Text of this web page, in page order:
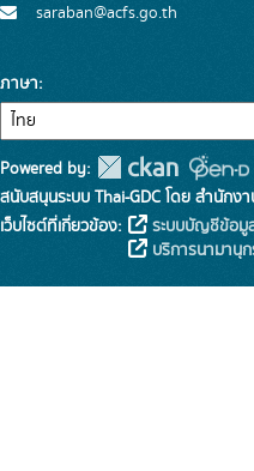
saraban@acfs.go.th
ภาษา
Powered by:
สนับสนุนระบบ Thai-GDC โดย สำนักง
เว็บไซต์ที่เกี่ยวข้อง:
ระบบบัญชีข้อมู
บริการนามา